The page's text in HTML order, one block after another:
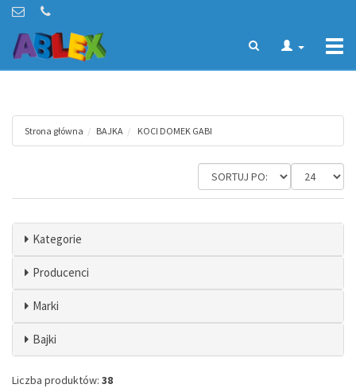
Strona główna BAJKA KOCI DOMEK GABI
Kategorie
Producenci
Marki
Bajki
Liczba produktów: 38